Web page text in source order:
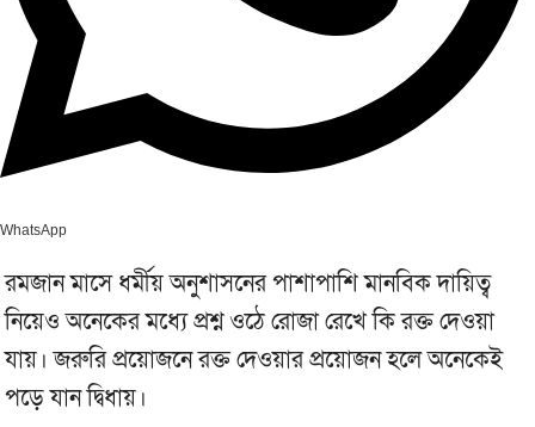
WhatsApp
রমজান মাসে ধর্মীয় অনুশাসনের পাশাপাশি মানবিক দায়িত্ব
নিয়েও অনেকের মধ্যে প্রশ্ন ওঠে রোজা রেখে কি রক্ত দেওয়া
যায়। জরুরি প্রয়োজনে রক্ত দেওয়ার প্রয়োজন হলে অনেকেই
পড়ে যান দ্বিধায়।